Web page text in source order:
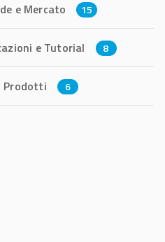
e Mercato 15
e Tutorial 8
Prodotti 6